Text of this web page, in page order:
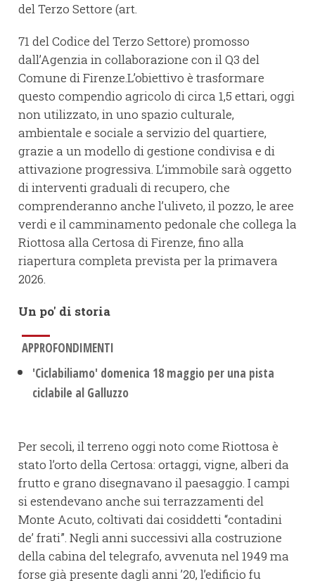
del Terzo Settore (art.
71 del Codice del Terzo Settore) promosso
dall’Agenzia in collaborazione con il Q3 del
Comune di Firenze.L’obiettivo è trasformare
questo compendio agricolo di circa 1,5 ettari, oggi
non utilizzato, in uno spazio culturale,
ambientale e sociale a servizio del quartiere,
grazie a un modello di gestione condivisa e di
attivazione progressiva. L’immobile sarà oggetto
di interventi graduali di recupero, che
comprenderanno anche l’uliveto, il pozzo, le aree
verdi e il camminamento pedonale che collega la
Riottosa alla Certosa di Firenze, fino alla
riapertura completa prevista per la primavera
2026.
Un po' di storia
APPROFONDIMENTI
'Ciclabiliamo' domenica 18 maggio per una pista
ciclabile al Galluzzo
Per secoli, il terreno oggi noto come Riottosa è
stato l’orto della Certosa: ortaggi, vigne, alberi da
frutto e grano disegnavano il paesaggio. I campi
si estendevano anche sui terrazzamenti del
Monte Acuto, coltivati dai cosiddetti “contadini
de’ frati”. Negli anni successivi alla costruzione
della cabina del telegrafo, avvenuta nel 1949 ma
forse già presente dagli anni ’20, l’edificio fu